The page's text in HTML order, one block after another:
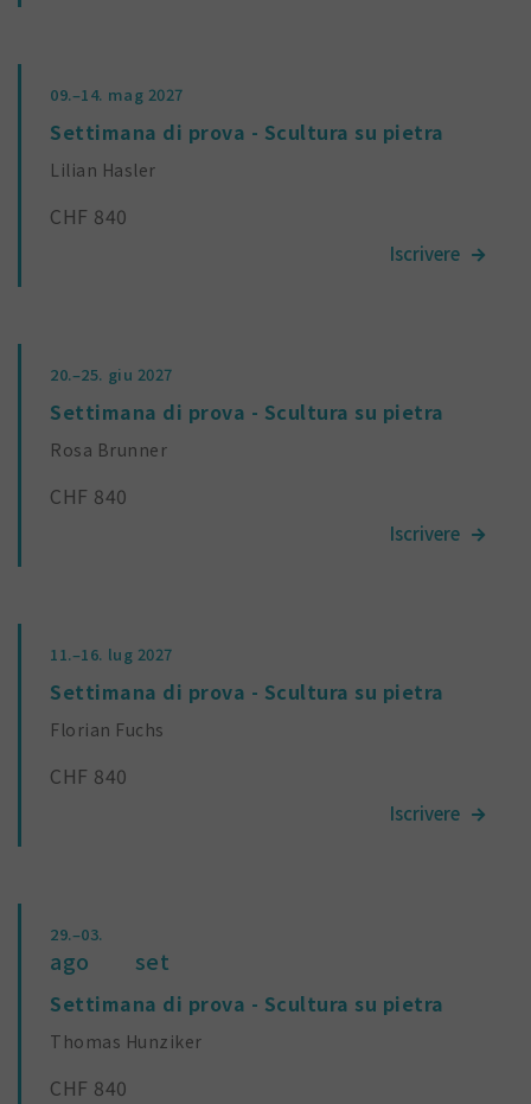
09.–14. mag 2027
Settimana di prova - Scultura su pietra
Lilian Hasler
CHF 840
20.–25. giu 2027
Settimana di prova - Scultura su pietra
Rosa Brunner
CHF 840
11.–16. lug 2027
Settimana di prova - Scultura su pietra
Florian Fuchs
CHF 840
29.–03.
ago set
Settimana di prova - Scultura su pietra
Thomas Hunziker
CHF 840